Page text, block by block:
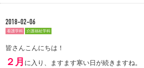
2018-02-06
看護学科 介護福祉学科
皆さんこんにちは！
２月 に入り、ますます寒い日が続きますね。